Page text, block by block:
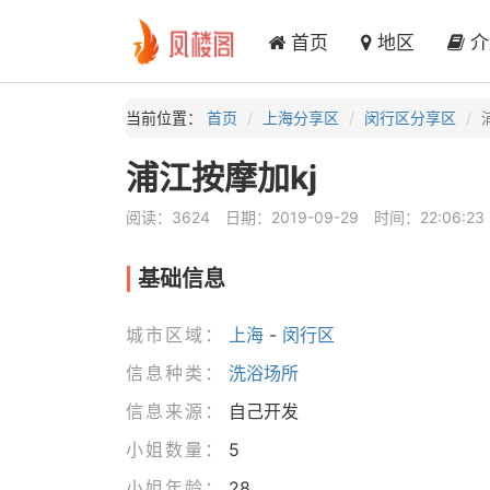
首页 地区 介
当前位置： 首页 上海分享区 闵行区分享区
浦江按摩加kj
阅读：3624 日期：2019-09-29 时间：22:06:23
基础信息
城市区域： 上海- 闵行区
信息种类：
洗浴场所
信息来源：
自己开发
小姐数量：
5